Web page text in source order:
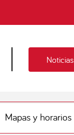
Noticias
Mapas y horarios